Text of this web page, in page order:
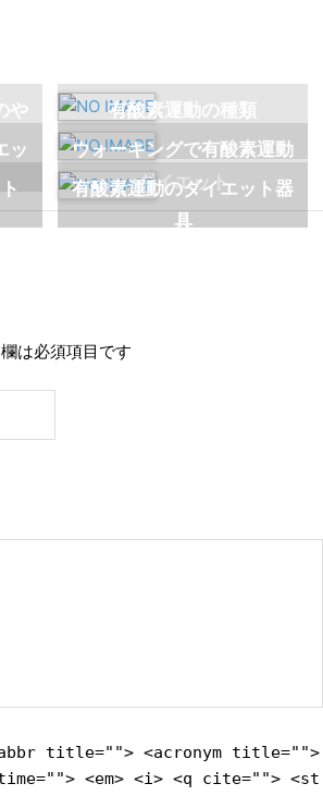
や
有酸素運動の種類
ッ
ウォーキングで有酸素運動
ダイエット
有酸素運動のダイエット器
具
は必須項目です
title=""> <acronym title="">
<em> <i> <q cite=""> <st